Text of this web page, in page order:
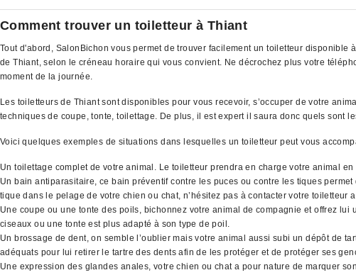
Comment trouver un toiletteur à Thiant
Tout d'abord, SalonBichon vous permet de trouver facilement un toiletteur
de Thiant, selon le créneau horaire qui vous convient. Ne décrochez plus votre
moment de la journée.
Les toiletteurs de Thiant sont disponibles pour vous recevoir, s’occuper de votre
techniques de coupe, tonte, toilettage. De plus, il est expert il saura donc quels sont
Voici quelques exemples de situations dans lesquelles un toiletteur peut vous
Un toilettage complet de votre animal. Le toiletteur prendra en charge votre animal
Un bain antiparasitaire, ce bain préventif contre les puces ou contre les tiques
tique dans le pelage de votre chien ou chat, n’hésitez pas à contacter votre toiletteur
Une coupe ou une tonte des poils, bichonnez votre animal de compagnie et offrez
ciseaux ou une tonte est plus adapté à son type de poil.
Un brossage de dent, on semble l’oublier mais votre animal aussi subi un dépôt de
adéquats pour lui retirer le tartre des dents afin de les protéger et de protéger ses
Une expression des glandes anales, votre chien ou chat a pour nature de marquer